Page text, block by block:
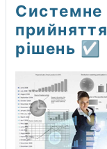
Системне
рішень ☑️